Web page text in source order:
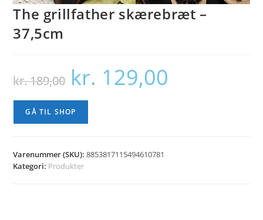
The grillfather skærebræt –
37,5cm
kr.189,00
Den
oprindelige
pris
kr. 189,00.
kr. 129,00
GÅ TIL SHOP
Varenummer (SKU):8853817115494610781
Kategori: Produkter